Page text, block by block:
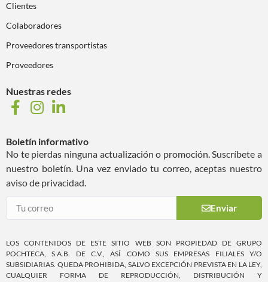
Clientes
Colaboradores
Proveedores transportistas
Proveedores
Nuestras redes
Boletín informativo
No te pierdas ninguna actualización o promoción. Suscríbete a
nuestro boletín. Una vez enviado tu correo, aceptas nuestro
aviso de privacidad.
Enviar
LOS CONTENIDOS DE ESTE SITIO WEB SON PROPIEDAD DE GRUPO
POCHTECA, S.A.B. DE C.V., ASÍ COMO SUS EMPRESAS FILIALES Y/O
SUBSIDIARIAS. QUEDA PROHIBIDA, SALVO EXCEPCIÓN PREVISTA EN LA LEY,
CUALQUIER FORMA DE REPRODUCCIÓN, DISTRIBUCIÓN Y